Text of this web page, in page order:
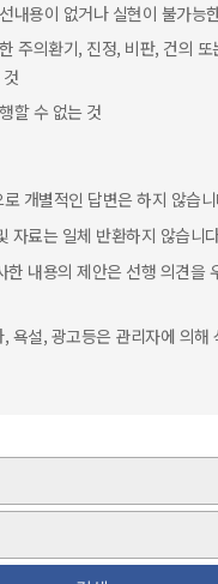
내용이 없거나 실현이 불가능
주의환기, 진정, 비판, 건의
할 수 없는 것
개별적인 답변은 하지 않습
자료는 일체 반환하지 않습니
한 내용의 제안은 선행 의견을
욕설, 광고등은 관리자에 의해